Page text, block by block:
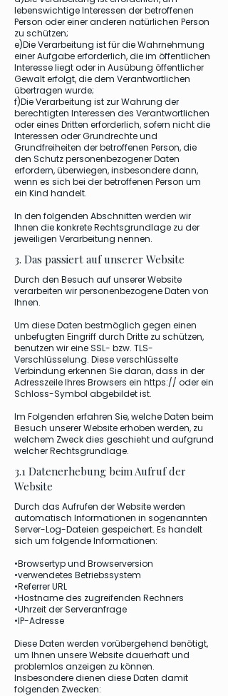
lebenswichtige Interessen der betroffenen
Person oder einer anderen natürlichen Person
zu schützen;
e)Die Verarbeitung ist für die Wahrnehmung
einer Aufgabe erforderlich, die im öffentlichen
Interesse liegt oder in Ausübung öffentlicher
Gewalt erfolgt, die dem Verantwortlichen
übertragen wurde;
f)Die Verarbeitung ist zur Wahrung der
berechtigten Interessen des Verantwortlichen
oder eines Dritten erforderlich, sofern nicht die
Interessen oder Grundrechte und
Grundfreiheiten der betroffenen Person, die
den Schutz personenbezogener Daten
erfordern, überwiegen, insbesondere dann,
wenn es sich bei der betroffenen Person um
ein Kind handelt.
In den folgenden Abschnitten werden wir
Ihnen die konkrete Rechtsgrundlage zu der
jeweiligen Verarbeitung nennen.
3. Das passiert auf unserer Website
Durch den Besuch auf unserer Website
verarbeiten wir personenbezogene Daten von
Ihnen.
Um diese Daten bestmöglich gegen einen
unbefugten Eingriff durch Dritte zu schützen,
benutzen wir eine SSL- bzw. TLS-
Verschlüsselung. Diese verschlüsselte
Verbindung erkennen Sie daran, dass in der
Adresszeile Ihres Browsers ein https:// oder ein
Schloss-Symbol abgebildet ist.
Im Folgenden erfahren Sie, welche Daten beim
Besuch unserer Website erhoben werden, zu
welchem Zweck dies geschieht und aufgrund
welcher Rechtsgrundlage.
3.1 Datenerhebung beim Aufruf der
Website
Durch das Aufrufen der Website werden
automatisch Informationen in sogenannten
Server-Log-Dateien gespeichert. Es handelt
sich um folgende Informationen:
•Browsertyp und Browserversion
•verwendetes Betriebssystem
•Referrer URL
•Hostname des zugreifenden Rechners
•Uhrzeit der Serveranfrage
•IP-Adresse
Diese Daten werden vorübergehend benötigt,
um Ihnen unsere Website dauerhaft und
problemlos anzeigen zu können.
Insbesondere dienen diese Daten damit
folgenden Zwecken: